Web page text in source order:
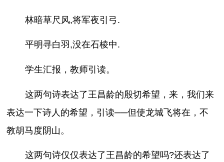
林暗草尺风,将军夜引弓.
平明寻白羽,没在石棱中.
学生汇报，教师引读。
这两句诗表达了王昌龄的殷切希望，来，我们来
表达一下诗人的希望，引读──但使龙城飞将在，不
教胡马度阴山。
这两句诗仅仅表达了王昌龄的希望吗?还表达了